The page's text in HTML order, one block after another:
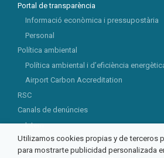
Portal de transparència
Informació econòmica i pressupostària
Personal
Política ambiental
Política ambiental i d’eficiència
Airport Carbon Accreditation
RSC
Canals de denúncies
Intern
Extern
Utilizamos cookies propias y de terceros
para mostrarte publicidad personalizada